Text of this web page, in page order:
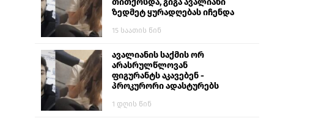
თითქოსდა, გიგა ავალიანი
ზედმეტ ყურადღებას იჩენდა
ალექსანდრე გაბაშვილი
გიგა ავალიანს“
15 საათის წინ
ავალიანის საქმის ორ
არასრულწლოვან
ფიგურანტს აკავებენ -
პროკურორი ადასტურებს
1 დღის წინ